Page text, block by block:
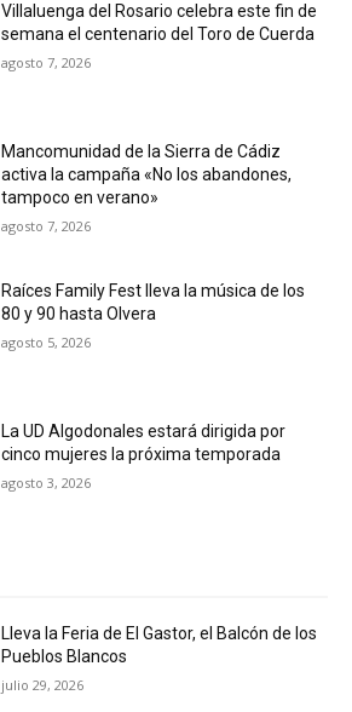
Villaluenga del Rosario celebra este fin de
semana el centenario del Toro de Cuerda
agosto 7, 2026
Mancomunidad de la Sierra de Cádiz
activa la campaña «No los abandones,
tampoco en verano»
agosto 7, 2026
Raíces Family Fest lleva la música de los
80 y 90 hasta Olvera
agosto 5, 2026
La UD Algodonales estará dirigida por
cinco mujeres la próxima temporada
agosto 3, 2026
Lleva la Feria de El Gastor, el Balcón de los
Pueblos Blancos
julio 29, 2026